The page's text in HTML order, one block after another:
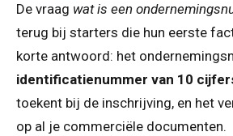
De vraag wat is een
terug bij starters die hun eerste
korte antwoord: het
identificatienummer van 10
toekent bij de inschrijving, en het
op al je commerciële documenten.